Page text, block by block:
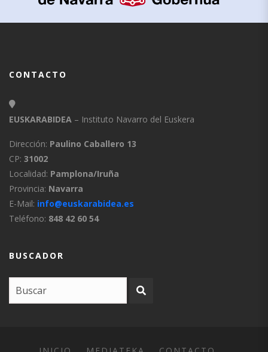
CONTACTO
EUSKARABIDEA – Instituto Navarro del Euskera
Dirección: Paulino Caballero 13
CP: 31002
Localidad: Pamplona/Iruña
Provincia: Navarra
E-Mail: info@euskarabidea.es
Teléfono: 848 42 60 54
BUSCADOR